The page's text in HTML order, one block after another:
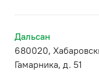
Дальсан
680020,
Гамарника, д. 51